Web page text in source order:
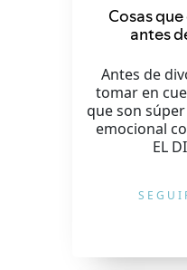
Cosas
antes
Antes de
tomar en
que son
emocional
EL